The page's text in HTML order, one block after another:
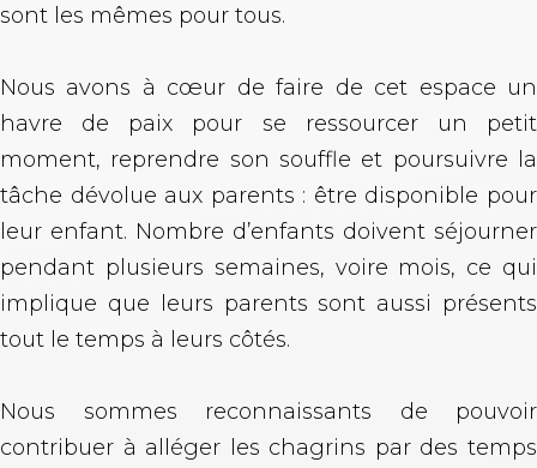
sont les mêmes pour tous.
Nous avons à cœur de faire de cet espace un
havre de paix pour se ressourcer un petit
moment, reprendre son souffle et poursuivre la
tâche dévolue aux parents : être disponible pour
leur enfant. Nombre d’enfants doivent séjourner
pendant plusieurs semaines, voire mois, ce qui
implique que leurs parents sont aussi présents
tout le temps à leurs côtés.
Nous sommes reconnaissants de pouvoir
contribuer à alléger les chagrins par des temps